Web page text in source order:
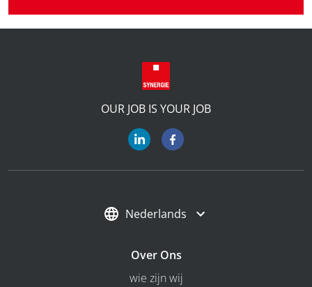
OUR JOB IS YOUR JOB
Nederlands
Over Ons
wie zijn wij